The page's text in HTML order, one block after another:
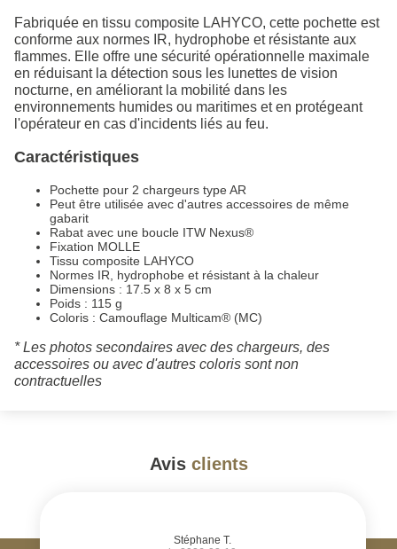
Fabriquée en tissu composite LAHYCO, cette pochette est
conforme aux normes IR, hydrophobe et résistante aux
flammes. Elle offre une sécurité opérationnelle maximale
en réduisant la détection sous les lunettes de vision
nocturne, en améliorant la mobilité dans les
environnements humides ou maritimes et en protégeant
l'opérateur en cas d'incidents liés au feu.
Caractéristiques
Pochette pour 2 chargeurs type AR
Peut être utilisée avec d'autres accessoires de même
gabarit
Rabat avec une boucle ITW Nexus®
Fixation MOLLE
Tissu composite LAHYCO
Normes IR, hydrophobe et résistant à la chaleur
Dimensions : 17.5 x 8 x 5 cm
Poids : 115 g
Coloris : Camouflage Multicam® (MC)
* Les photos secondaires avec des chargeurs, des
accessoires ou avec d'autres coloris sont non
contractuelles
Avis clients
Stéphane T.